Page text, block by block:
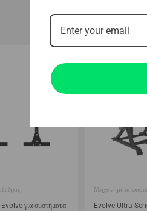
για συστήματα
Μηχανήματα
Evolve Ultra